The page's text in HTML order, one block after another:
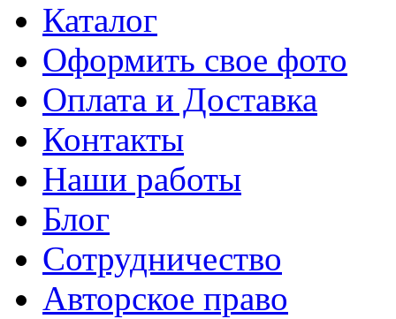
Каталог
Оформить свое фото
Оплата и Доставка
Контакты
Наши работы
Блог
Сотрудничество
Авторское право